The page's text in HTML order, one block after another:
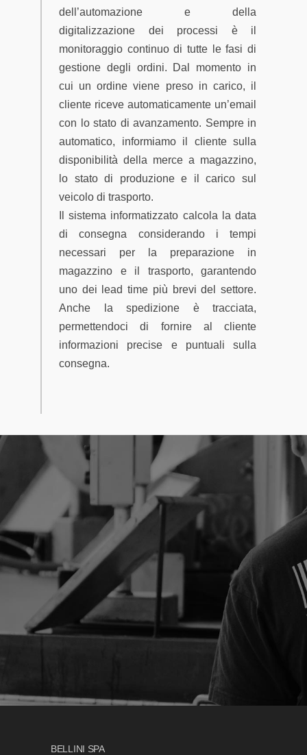
dell’automazione e della
digitalizzazione dei processi è il
monitoraggio continuo di tutte le fasi di
gestione degli ordini. Dal momento in
cui un ordine viene preso in carico, il
cliente riceve automaticamente un’email
con lo stato di avanzamento. Sempre in
automatico, informiamo il cliente sulla
disponibilità della merce a magazzino,
lo stato di produzione e il carico sul
veicolo di trasporto.
Il sistema informatizzato calcola la data
di consegna considerando i tempi
necessari per la preparazione in
magazzino e il trasporto, garantendo
uno dei lead time più brevi del settore.
Anche la spedizione è tracciata,
permettendoci di fornire al cliente
informazioni precise e puntuali sulla
consegna.
BELLINI SPA